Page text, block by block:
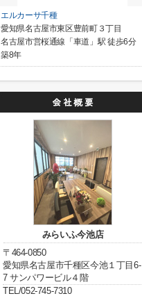
エルカーサ千種
愛知県名古屋市東区豊前町３丁目
名古屋市営桜通線「車道」駅 徒歩6分
築8年
みらいふ今池店
〒464-0850
愛知県名古屋市千種区今池１丁目6-
7 サンパワービル４階
TEL/052-745-7310